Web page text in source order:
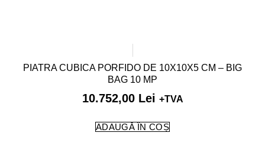
PIATRA CUBICA PORFIDO DE 10X10X5 CM – BIG
BAG 10 MP
10.752,00 Lei +TVA
ADAUGĂ ÎN COȘ